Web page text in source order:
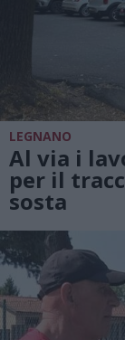
LEGNANO
Al via i
per il
sosta